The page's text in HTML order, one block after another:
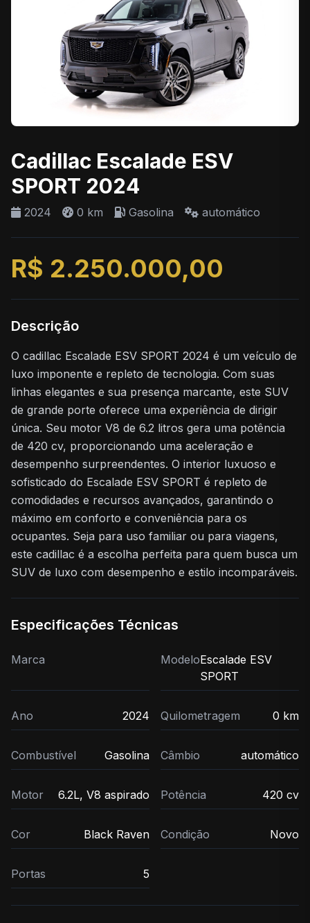
Cadillac Escalade ESV
SPORT 2024
2024 0 km Gasolina automático
R$ 2.250.000,00
Descrição
O cadillac Escalade ESV SPORT 2024 é um veículo de
luxo imponente e repleto de tecnologia. Com suas
linhas elegantes e sua presença marcante, este SUV
de grande porte oferece uma experiência de dirigir
única. Seu motor V8 de 6.2 litros gera uma potência
de 420 cv, proporcionando uma aceleração e
desempenho surpreendentes. O interior luxuoso e
sofisticado do Escalade ESV SPORT é repleto de
comodidades e recursos avançados, garantindo o
máximo em conforto e conveniência para os
ocupantes. Seja para uso familiar ou para viagens,
este cadillac é a escolha perfeita para quem busca um
SUV de luxo com desempenho e estilo incomparáveis.
Especificações Técnicas
Marca ModeloEscalade ESV
SPORT
Ano 2024 Quilometragem 0 km
Combustível Gasolina Câmbio automático
Motor 6.2L, V8 aspirado Potência 420 cv
Cor Black Raven Condição Novo
Portas 5